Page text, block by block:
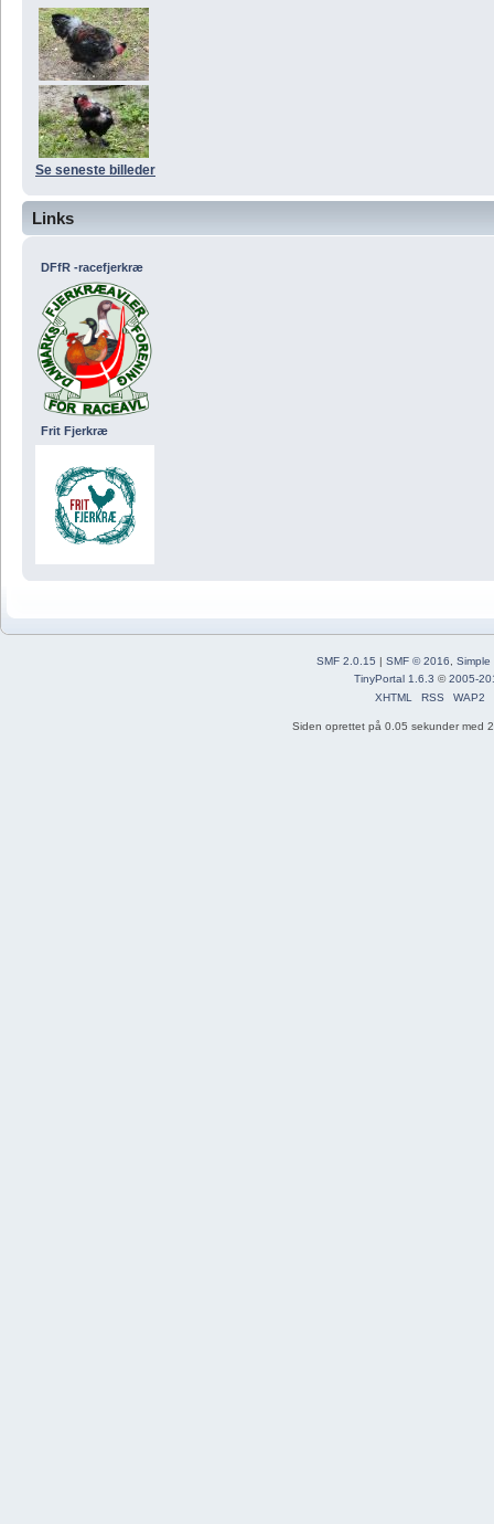
Se seneste billeder
Links
DFfR -racefjerkræ
Frit Fjerkræ
SMF 2.0.15 | SMF © 2016, Simple
TinyPortal 1.6.3 ©2005-
XHTML
RSS WAP2
Siden oprettet på 0.05 sekunder med